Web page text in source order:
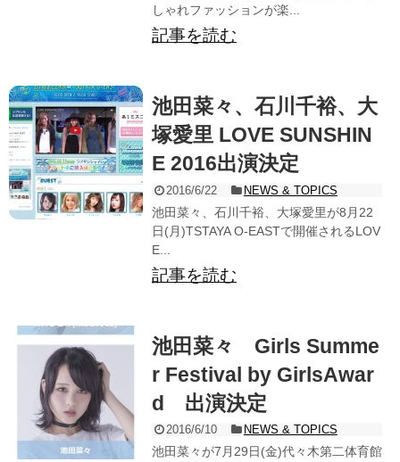
しゃれファッションが楽...
記事を読む
池田菜々、石川千裕、大
塚愛里 LOVE SUNSHIN
E 2016出演決定
2016/6/22 NEWS & TOPICS
池田菜々、石川千裕、大塚愛里が8月22
日(月)TSTAYA O-EASTで開催されるLOV
E...
記事を読む
池田菜々 Girls Summe
r Festival by GirlsAwar
d 出演決定
2016/6/10 NEWS & TOPICS
池田菜々が7月29日(金)代々木第二体育館